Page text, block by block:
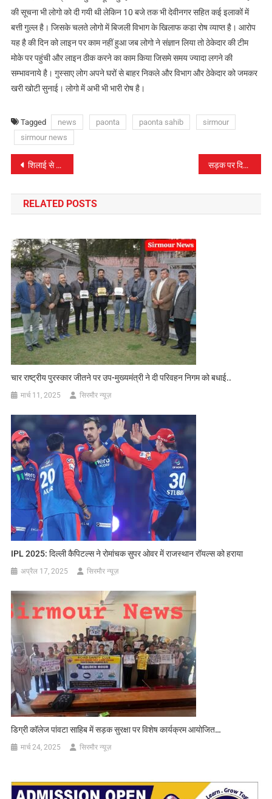
की सूचना भी लोगो को दी गयी थी लेकिन 10 बजे तक भी देवीनगर सहित कई इलाकों में
बत्ती गुल्ल है। जिसके चलते लोगो में बिजली विभाग के खिलाफ कडा रोष व्याप्त है। आरोप
यह है की दिन को लाइन पर काम नहीं हुआ जब लोगो ने संज्ञान लिया तो ठेकेदार की टीम
मोके पर पहुंची और लाइन ठीक करने का काम किया जिसमे समय ज्यादा लगने की
सम्भावनाये है। गुस्साए लोग अपने घरों से बाहर निकले और विभाग और ठेकेदार को जमकर
खरी खोटी सुनाई। लोगो में अभी भी भारी रोष है।
Tagged news paonta paonta sahib
sirmour
sirmour news
पोस्ट
नेविगेशन
शिलाई से शिमला जा रही निजी बस के साथ हादसा सड़क पर दिखी तथाकथित पत्रकार की गुंडागर्दी
RELATED POSTS
चार राष्ट्रीय पुरस्कार जीतने पर उप-मुख्यमंत्री ने दी परिवहन निगम को बधाई..
मार्च 11, 2025 सिरमौर न्यूज़
IPL 2025: दिल्ली कैपिटल्स ने रोमांचक सुपर ओवर में राजस्थान रॉयल्स को हराया
अप्रैल 17, 2025 सिरमौर न्यूज़
डिग्री कॉलेज पांवटा साहिब में सड़क सुरक्षा पर विशेष कार्यक्रम आयोजित…
मार्च 24, 2025 सिरमौर न्यूज़